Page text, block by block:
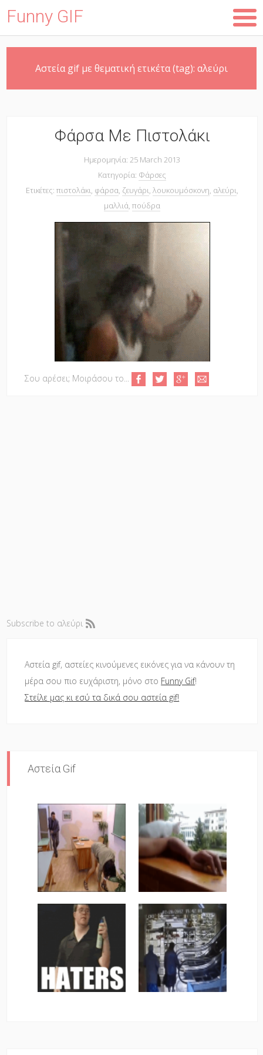
main
Funny GIF
Αστεία gif με θεματική ετικέτα (tag): αλεύρι
Φάρσα Με Πιστολάκι
Ημερομηνία: 25 March 2013
Κατηγορία: Φάρσες
Ετικέτες: πιστολάκι, φάρσα, ζευγάρι, λουκουμόσκονη, αλεύρι,
μαλλιά, πούδρα
Σου αρέσει; Μοιράσου το...
Subscribe to αλεύρι
Αστεία gif, αστείες κινούμενες εικόνες για να κάνουν τη
μέρα σου πιο ευχάριστη, μόνο στο Funny Gif!
Στείλε μας κι εσύ τα δικά σου αστεία gif!
Αστεία Gif